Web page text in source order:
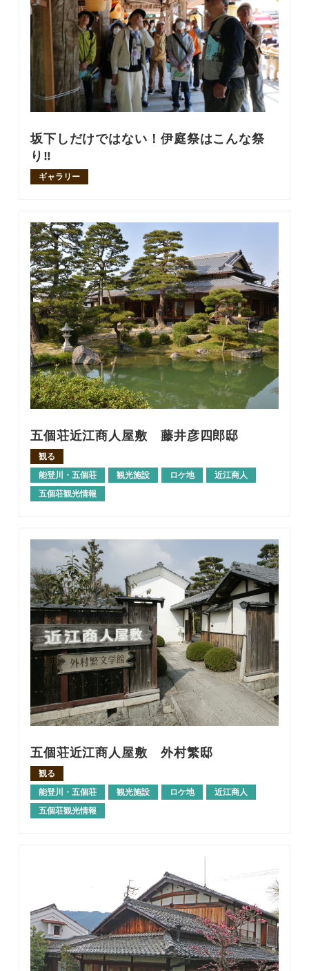
坂下しだけではない！伊庭祭はこんな祭
り‼
ギャラリー
五個荘近江商人屋敷 藤井彦四郎邸
観る
能登川・五個荘
観光施設 ロケ地
近江商人
五個荘観光情報
五個荘近江商人屋敷 外村繁邸
観る
能登川・五個荘
観光施設 ロケ地
近江商人
五個荘観光情報